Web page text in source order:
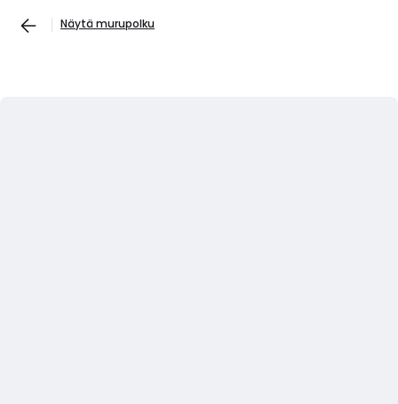
Näytä murupolku